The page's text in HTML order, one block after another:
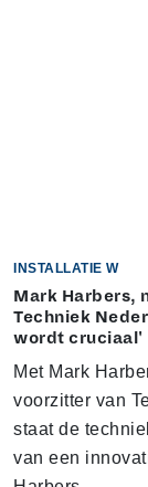
INSTALLATIE W
Mark Harbers,
Techniek
wordt cruciaal'
Met Mark
voorzitter van
staat de
van een